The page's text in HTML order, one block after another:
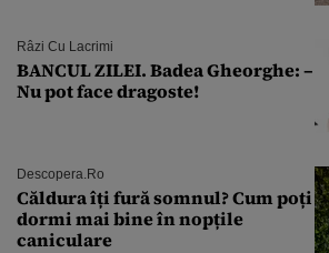
Râzi Cu Lacrimi
BANCUL ZILEI. Badea Gheorghe: –
Nu pot face dragoste!
Descopera.ro
Căldura îți fură somnul? Cum poți
dormi mai bine în nopțile
caniculare